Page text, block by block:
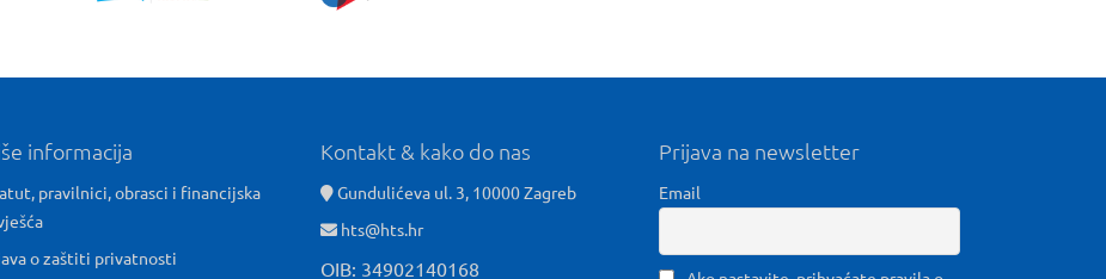
informacija
pravilnici, obrasci i financijska
o zaštiti privatnosti
Kontakt & kako do nas
Gundulićeva ul. 3, 10000 Zagreb
hts@hts.hr
OIB: 34902140168
Prijava na newsletter
Email